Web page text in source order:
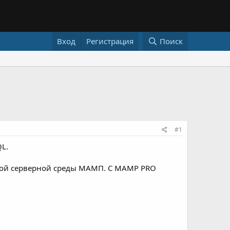
Вход Регистрация Поиск
#1
серверной среды МАМП. С MAMP PRO